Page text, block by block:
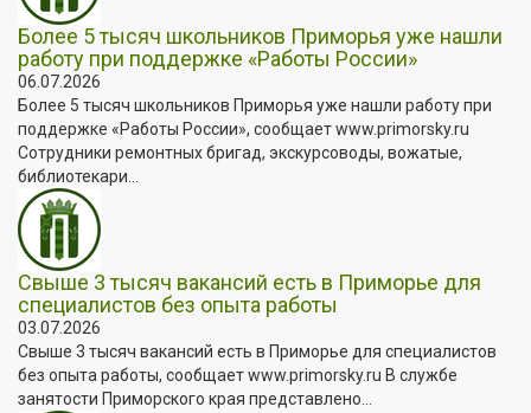
Более 5 тысяч школьников Приморья уже нашли
работу при поддержке «Работы России»
06.07.2026
Более 5 тысяч школьников Приморья уже нашли работу при
поддержке «Работы России», сообщает www.primorsky.ru
Сотрудники ремонтных бригад, экскурсоводы, вожатые,
библиотекари...
Свыше 3 тысяч вакансий есть в Приморье для
специалистов без опыта работы
03.07.2026
Свыше 3 тысяч вакансий есть в Приморье для специалистов
без опыта работы, сообщает www.primorsky.ru В службе
занятости Приморского края представлено...